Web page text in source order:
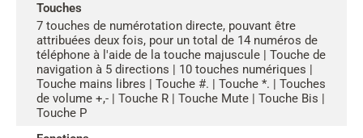
Touches
7 touches de numérotation directe, pouvant être
attribuées deux fois, pour un total de 14 numéros de
téléphone à l'aide de la touche majuscule | Touche de
navigation à 5 directions | 10 touches numériques |
Touche mains libres | Touche #. | Touche *. | Touches
de volume +,- | Touche R | Touche Mute | Touche Bis |
Touche P